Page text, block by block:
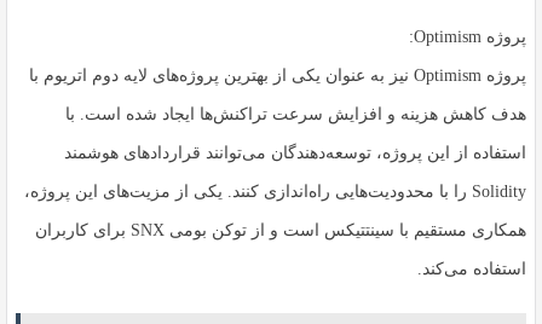
پروژه Optimism:
پروژه Optimism نیز به عنوان یکی از بهترین پروژه‌های لایه دوم اتریوم با
هدف کاهش هزینه و افزایش سرعت تراکنش‌ها ایجاد شده است. با
استفاده از این پروژه، توسعه‌دهندگان می‌توانند قراردادهای هوشمند
Solidity را با محدودیت‌هایی راه‌اندازی کنند. یکی از مزیت‌های این پروژه،
همکاری مستقیم با سینتتیکس است و از توکن بومی SNX برای کاربران
استفاده می‌کند.